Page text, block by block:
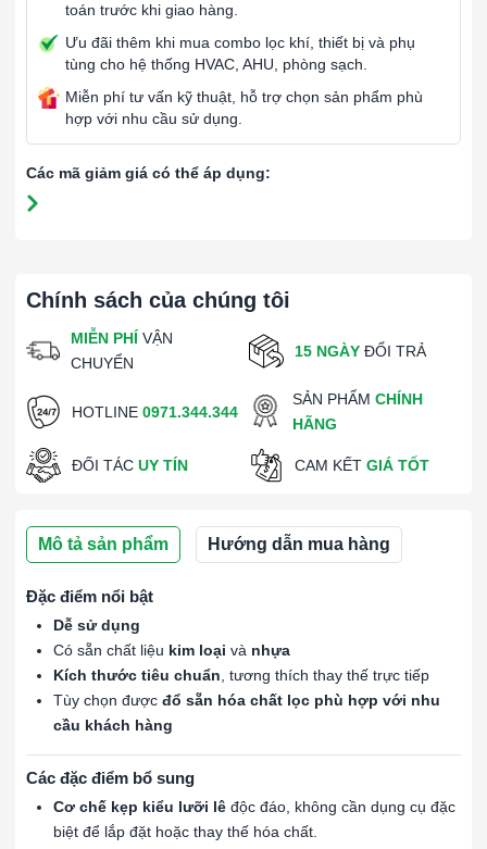
Chính sách của chúng tôi
MIỄN PHÍ VẬN
CHUYỂN
15 NGÀY ĐỔI TRẢ
HOTLINE 0971.344.344
SẢN PHẨMCHÍNH
HÃNG
ĐỐI TÁC UY TÍN CAM KẾT GIÁ TỐT
Mô tả sản phẩm Hướng dẫn mua hàng
Đặc điểm nổi bật
Dễ sử dụng
Có sẵn chất liệu kim loại và nhựa
Kích thước tiêu chuẩn , tương thích thay thế trực tiếp
Tùy chọn được đổ sẵn hóa chất lọc phù hợp với nhu
cầu khách hàng
Các đặc điểm bổ sung
Cơ chế kẹp kiểu lưỡi lê độc đáo, không cần dụng cụ đặc
biệt để lắp đặt hoặc thay thế hóa chất.
toán trước khi giao hàng.
Ưu đãi thêm khi mua combo lọc khí, thiết bị và phụ
tùng cho hệ thống HVAC, AHU, phòng sạch.
Miễn phí tư vấn kỹ thuật, hỗ trợ chọn sản phẩm phù
hợp với nhu cầu sử dụng.
Các mã giảm giá có thể áp dụng: